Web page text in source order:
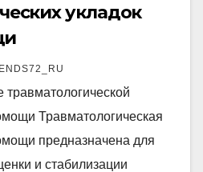
укладок
Травматологическая
предназначена для
и стабилизации